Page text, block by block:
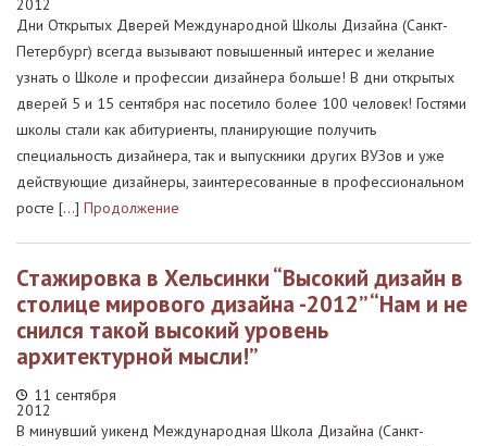
2012
Дни Открытых Дверей Международной Школы Дизайна (Санкт-
Петербург) всегда вызывают повышенный интерес и желание
узнать о Школе и профессии дизайнера больше! В дни открытых
дверей 5 и 15 сентября нас посетило более 100 человек! Гостями
школы стали как абитуриенты, планирующие получить
специальность дизайнера, так и выпускники других ВУЗов и уже
действующие дизайнеры, заинтересованные в профессиональном
росте […] Продолжение
Стажировка в Хельсинки “Высокий дизайн в
столице мирового дизайна -2012” “Нам и не
снился такой высокий уровень
архитектурной мысли!”
11 сентября
2012
В минувший уикенд Международная Школа Дизайна (Санкт-